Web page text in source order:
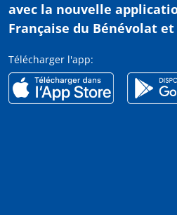
avec la nouvelle
Française du Bénévolat
Télécharger l'app: